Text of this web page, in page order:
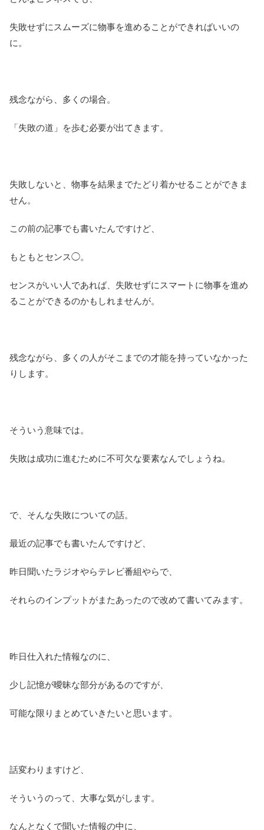
失敗せずにスムーズに物事を進めることができればいいの
に。
残念ながら、多くの場合。
「失敗の道」を歩む必要が出てきます。
失敗しないと、物事を結果までたどり着かせることができま
せん。
この前の記事でも書いたんですけど、
もともとセンス◯。
センスがいい人であれば、失敗せずにスマートに物事を進め
ることができるのかもしれませんが。
残念ながら、多くの人がそこまでの才能を持っていなかった
りします。
そういう意味では。
失敗は成功に進むために不可欠な要素なんでしょうね。
で、そんな失敗についての話。
最近の記事でも書いたんですけど、
昨日聞いたラジオやらテレビ番組やらで、
それらのインプットがまたあったので改めて書いてみます。
昨日仕入れた情報なのに、
少し記憶が曖昧な部分があるのですが、
可能な限りまとめていきたいと思います。
話変わりますけど、
そういうのって、大事な気がします。
なんとなくで聞いた情報の中に、